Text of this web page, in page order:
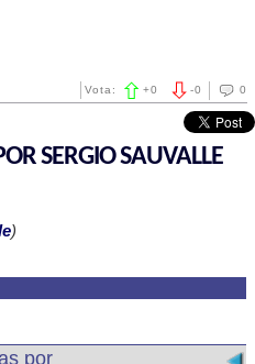
0
-0
Vota: +0
SERGIO SAUVALLE
por
)